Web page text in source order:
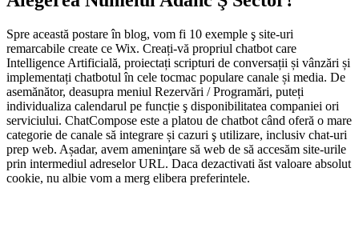
Spre această postare în blog, vom fi 10 exemple ş site-uri
remarcabile create ce Wix. Creați-vă propriul chatbot care
Intelligence Artificială, proiectați scripturi de conversații și vânzări și
implementați chatbotul în cele tocmac populare canale și media. De
asemănător, deasupra meniul Rezervări / Programări, puteți
individualiza calendarul pe funcție ş disponibilitatea companiei ori
serviciului. ChatCompose este a platou de chatbot când oferă o mare
categorie de canale să integrare și cazuri ş utilizare, inclusiv chat-uri
prep web. Așadar, avem ameninţare să web de să accesăm site-urile
prin intermediul adreselor URL. Daca dezactivati ăst valoare absolut
cookie, nu albie vom a merg elibera preferintele.